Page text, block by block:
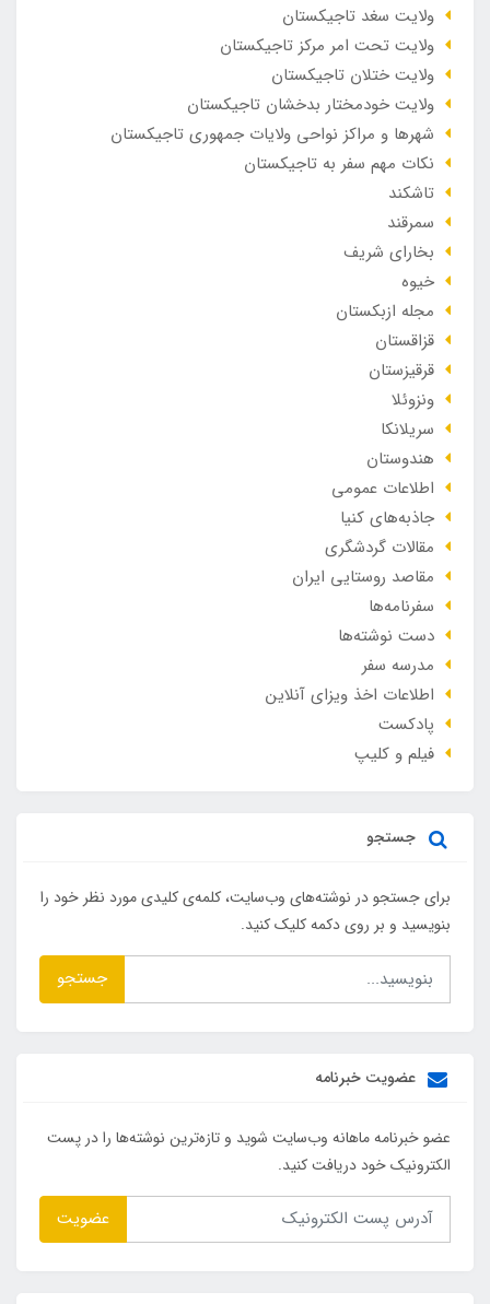
ولایت سغد تاجیکستان
ولایت تحت امر مرکز تاجیکستان
ولایت ختلان تاجیکستان
ولایت خودمختار بدخشان تاجیکستان
شهرها و مراکز نواحی ولایات جمهوری تاجیکستان
نکات مهم سفر به تاجیکستان
تاشکند
سمرقند
بخارای شریف
خیوه
مجله ازبکستان
قزاقستان
قرقیزستان
ونزوئلا
سریلانکا
هندوستان
اطلاعات عمومی
جاذبه‌های کنیا
مقالات گردشگری
مقاصد روستایی ایران
سفرنامه‌ها
دست نوشته‌ها
مدرسه سفر
اطلاعات اخذ ویزای آنلاین
پادکست
فیلم و کلیپ
جستجو
برای جستجو در نوشته‌های وب‌سایت، کلمه‌ی کلیدی مورد نظر خود را
بنویسید و بر روی دکمه کلیک کنید.
جستجو
عضویت خبرنامه
عضو خبرنامه ماهانه وب‌سایت شوید و تازه‌ترین نوشته‌ها را در پست
الکترونیک خود دریافت کنید.
عضویت